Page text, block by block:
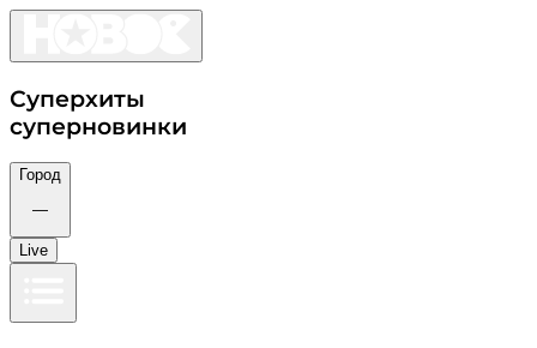
Суперхиты
суперновинки
Город
—
Live